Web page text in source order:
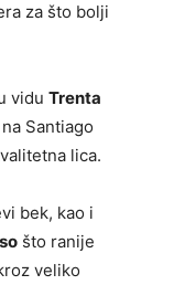
za što bolji
vidu Trenta
Santiago
lica.
bek, kao i
što ranije
veliko